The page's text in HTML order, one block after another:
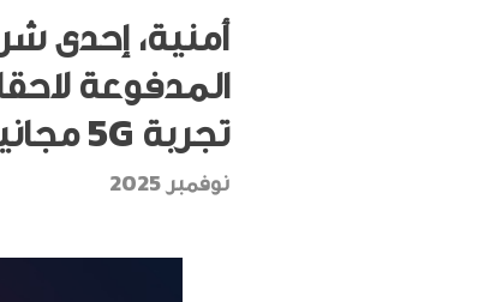
المدفوعة
تجربة 5G مجانية، وآيفون 17 مجاناً
نوفمبر 2025